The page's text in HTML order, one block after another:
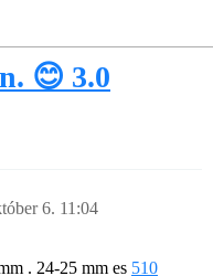
😊 3.0
6. 11:04
. 24-25 mm es 510